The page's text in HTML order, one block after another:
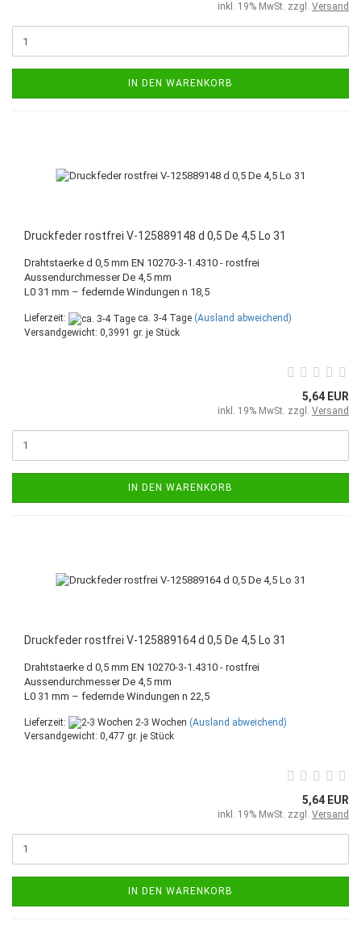
inkl. 19% MwSt. zzgl. Versand
IN DEN WARENKORB
Druckfeder rostfrei V-125889148 d 0,5 De 4,5 Lo 31
Drahtstaerke d 0,5 mm EN 10270-3-1.4310 - rostfrei
Aussendurchmesser De 4,5 mm
L0 31 mm – federnde Windungen n 18,5
Lieferzeit: ca. 3-4 Tage (Ausland abweichend)
Versandgewicht: 0,3991 gr. je Stück
5,64 EUR
inkl. 19% MwSt. zzgl. Versand
IN DEN WARENKORB
Druckfeder rostfrei V-125889164 d 0,5 De 4,5 Lo 31
Drahtstaerke d 0,5 mm EN 10270-3-1.4310 - rostfrei
Aussendurchmesser De 4,5 mm
L0 31 mm – federnde Windungen n 22,5
Lieferzeit: 2-3 Wochen (Ausland abweichend)
Versandgewicht: 0,477 gr. je Stück
5,64 EUR
inkl. 19% MwSt. zzgl. Versand
IN DEN WARENKORB